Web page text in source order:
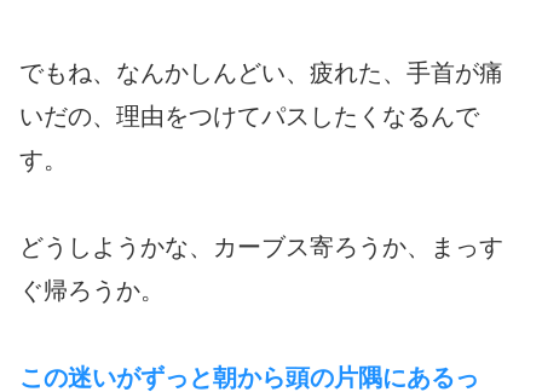
でもね、なんかしんどい、疲れた、手首が痛
いだの、理由をつけてパスしたくなるんで
す。
どうしようかな、カーブス寄ろうか、まっす
ぐ帰ろうか。
この迷いがずっと朝から頭の片隅にあるっ